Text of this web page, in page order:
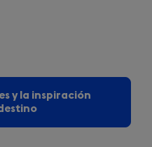
y la inspiración